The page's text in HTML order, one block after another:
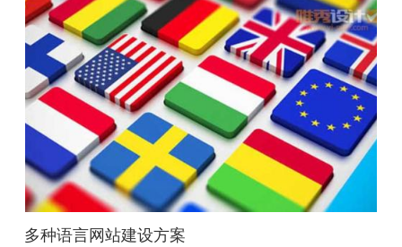
多种语言网站建设方案